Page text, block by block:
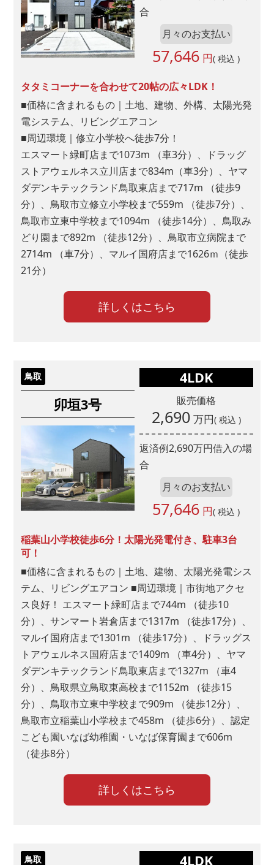
合
月々のお支払い
57,646 円( 税込 )
タタミコーナーを合わせて20帖の広々LDK！
■価格に含まれるもの｜土地、建物、外構、太陽光発
電システム、リビングエアコン
■周辺環境｜修立小学校へ徒歩7分！
エスマート緑町店まで1073m （車3分）、ドラッグ
ストアウェルネス立川店まで834m（車3分）、ヤマ
ダデンキテックランド鳥取東店まで717m （徒歩9
分）、鳥取市立修立小学校まで559m （徒歩7分）、
鳥取市立東中学校まで1094m （徒歩14分）、鳥取み
どり園まで892m （徒歩12分）、鳥取市立病院まで
2714m （車7分）、マルイ国府店まで1626ｍ（徒歩
21分）
詳しくはこちら
鳥取
卯垣3号
4LDK
販売価格
2,690万円( 税込 )
返済例2,690万円借入の場
合
月々のお支払い
57,646 円( 税込 )
稲葉山小学校徒歩6分！太陽光発電付き、駐車3台
可！
■価格に含まれるもの｜土地、建物、太陽光発電シス
テム、リビングエアコン ■周辺環境｜市街地アクセ
ス良好！ エスマート緑町店まで744m （徒歩10
分）、サンマート岩倉店まで1317m （徒歩17分）、
マルイ国府店まで1301m （徒歩17分）、ドラッグス
トアウェルネス国府店まで1409m （車4分）、ヤマ
ダデンキテックランド鳥取東店まで1327m （車4
分）、鳥取県立鳥取東高校まで1152m （徒歩15
分）、鳥取市立東中学校まで909m （徒歩12分）、
鳥取市立稲葉山小学校まで458m （徒歩6分）、認定
こども園いなば幼稚園・いなば保育園まで606m
（徒歩8分）
詳しくはこちら
鳥取 4LDK